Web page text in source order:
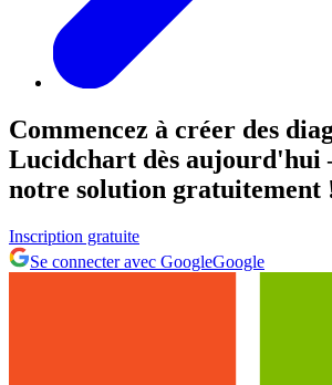
Commencez à créer des
Lucidchart dès aujourd'hui
notre solution gratuitement
Inscription gratuite
Se connecter avec GoogleGoogle